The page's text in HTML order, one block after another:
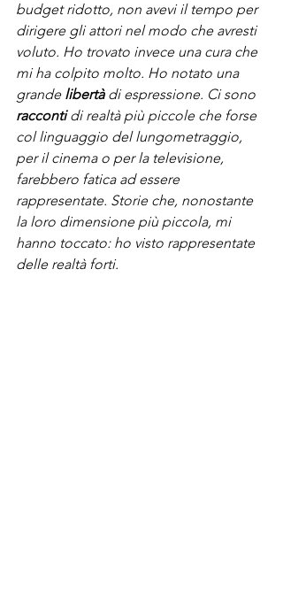
budget ridotto, non avevi il tempo per
dirigere gli attori nel modo che avresti
voluto. Ho trovato invece una cura che
mi ha colpito molto. Ho notato una
grande libertà di espressione. Ci sono
racconti di realtà più piccole che forse
col linguaggio del lungometraggio,
per il cinema o per la televisione,
farebbero fatica ad essere
rappresentate. Storie che, nonostante
la loro dimensione più piccola, mi
hanno toccato: ho visto rappresentate
delle realtà forti.